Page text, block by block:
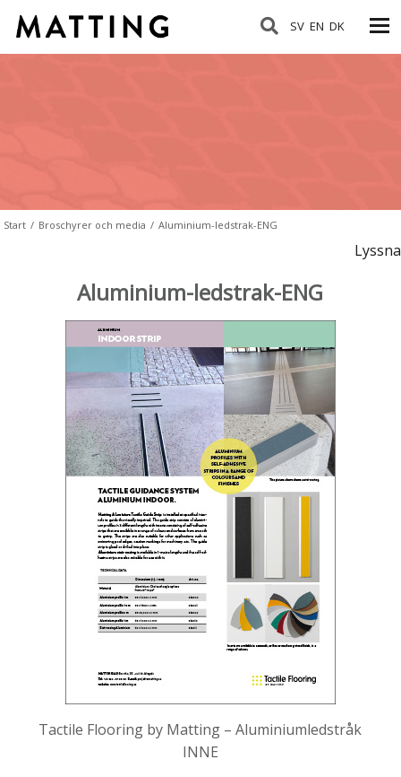
SV EN DK
Start / Broschyrer och media / Aluminium-ledstrak-ENG
Lyssna
Aluminium-ledstrak-ENG
Tactile Flooring by Matting – Aluminiumledstråk
INNE